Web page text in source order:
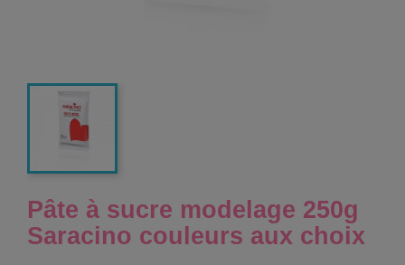
Pâte à sucre modelage 250g
Saracino couleurs aux choix